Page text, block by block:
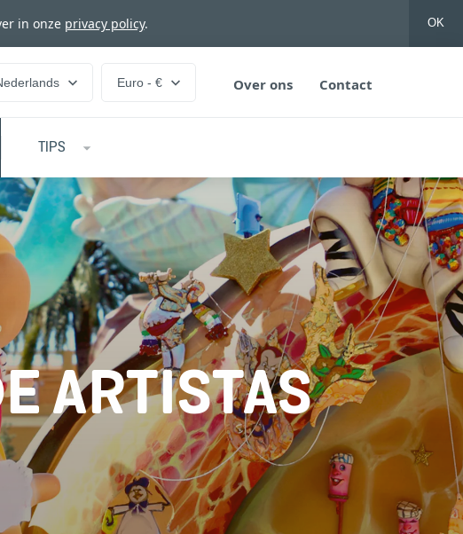
in onze privacy policy. OK
Euro - € Over ons Contact
TIPS
ARTISTAS